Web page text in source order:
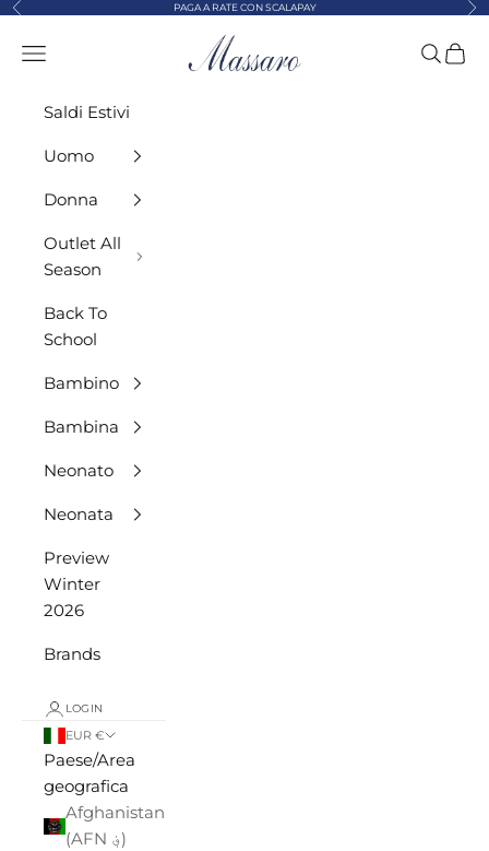
Vai al contenuto
Precedente PAGA A RATE CON SCALAPAY
MASSARO ABBIGLIAMENTO
Menù Cerca
Saldi Estivi
Uomo
Donna
Outlet All
Season
Back To
School
Bambino
Bambina
Neonato
Neonata
Preview
Winter
2026
Brands
LOGIN
EUR €
Paese/Area
geografica
Afghanistan
(AFN ؋)